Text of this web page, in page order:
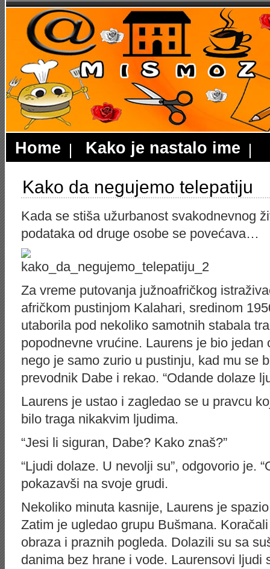
Home Kako je nastalo ime
Kako da negujemo telepatiju
Kada se stiša užurbanost svakodnevnog
podataka od druge osobe se povećava…
Za vreme putovanja južnoafričkog
afričkom pustinjom Kalahari, sredinom
utaborila pod nekoliko samotnih stabala
popodnevne vrućine. Laurens je bio
nego je samo zurio u pustinju, kad mu se
prevodnik Dabe i rekao. “Odande dolaze
Laurens je ustao i zagledao se u pravcu
bilo traga nikakvim ljudima.
“Jesi li siguran, Dabe? Kako znaš?”
“Ljudi dolaze. U nevolji su”, odgovorio je.
pokazavši na svoje grudi.
Nekoliko minuta kasnije, Laurens je
Zatim je ugledao grupu Bušmana.
obraza i praznih pogleda. Dolazili su sa
danima bez hrane i vode. Laurensovi ljudi